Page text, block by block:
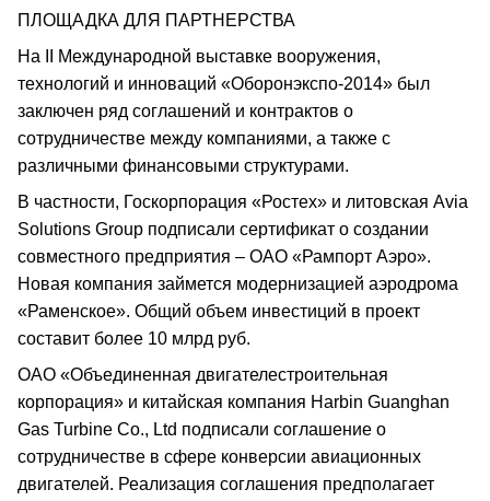
ПЛОЩАДКА ДЛЯ ПАРТНЕРСТВА
На II Международной выставке вооружения,
технологий и инноваций «Оборонэкспо-2014» был
заключен ряд соглашений и контрактов о
сотрудничестве между компаниями, а также с
различными финансовыми структурами.
В частности, Госкорпорация «Ростех» и литовская Avia
Solutions Group подписали сертификат о создании
совместного предприятия – ОАО «Рампорт Аэро».
Новая компания займется модернизацией аэродрома
«Раменское». Общий объем инвестиций в проект
составит более 10 млрд руб.
ОАО «Объединенная двигателестроительная
корпорация» и китайская компания Harbin Guanghan
Gas Turbine Co., Ltd подписали соглашение о
сотрудничестве в сфере конверсии авиационных
двигателей. Реализация соглашения предполагает